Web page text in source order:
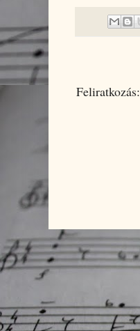
Feliratkozás: